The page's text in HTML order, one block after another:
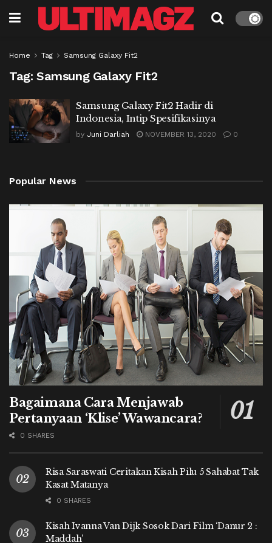
Home Tag Samsung Galaxy Fit2
Tag: Samsung Galaxy Fit2
Samsung Galaxy Fit2 Hadir di
Indonesia, Intip Spesifikasinya
by Juni Darliah NOVEMBER 13, 2020 0
Popular News
Bagaimana Cara Menjawab
Pertanyaan ‘Klise’ Wawancara?
0 SHARES
Risa Saraswati Ceritakan Kisah Pilu 5 Sahabat Tak
Kasat Matanya
0 SHARES
Kisah Ivanna Van Dijk Sosok Dari Film ‘Danur 2 :
Maddah’